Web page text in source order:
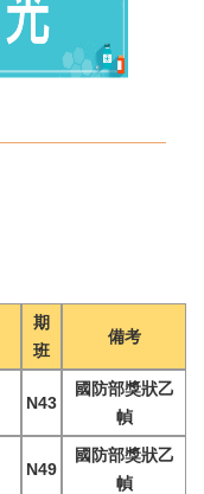
期
班
備考
N43
國防部獎狀乙
幀
N49
國防部獎狀乙
幀